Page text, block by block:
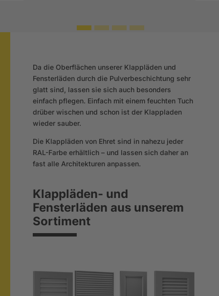
Da die Oberflächen unserer Klappläden und
Fensterläden durch die Pulverbeschichtung sehr
glatt sind, lassen sie sich auch besonders
einfach pflegen. Einfach mit einem feuchten Tuch
drüber wischen und schon ist der Klappladen
wieder sauber.
Die Klappläden von Ehret sind in nahezu jeder
RAL-Farbe erhältlich – und lassen sich daher an
fast alle Architekturen anpassen.
Klappläden- und
Fensterläden aus unserem
Sortiment